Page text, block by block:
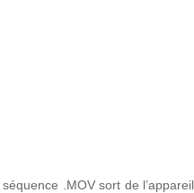
.MOV sort de